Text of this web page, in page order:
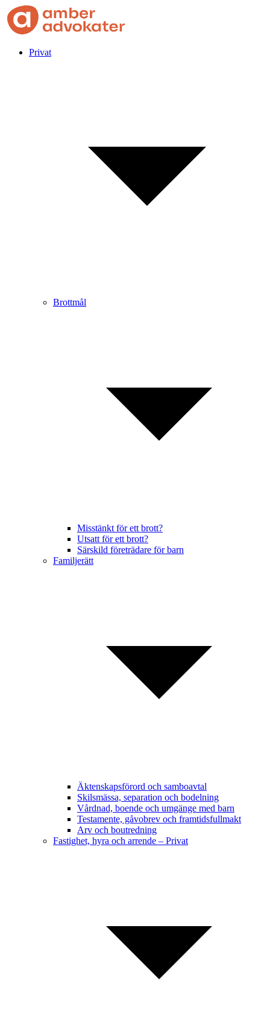
Privat
Brottmål
Misstänkt för ett brott?
Utsatt för ett brott?
Särskild företrädare för barn
Familjerätt
Äktenskapsförord och samboavtal
Skilsmässa, separation och bodelning
Vårdnad, boende och umgänge med barn
Testamente, gåvobrev och framtidsfullmakt
Arv och boutredning
Fastighet, hyra och arrende – Privat